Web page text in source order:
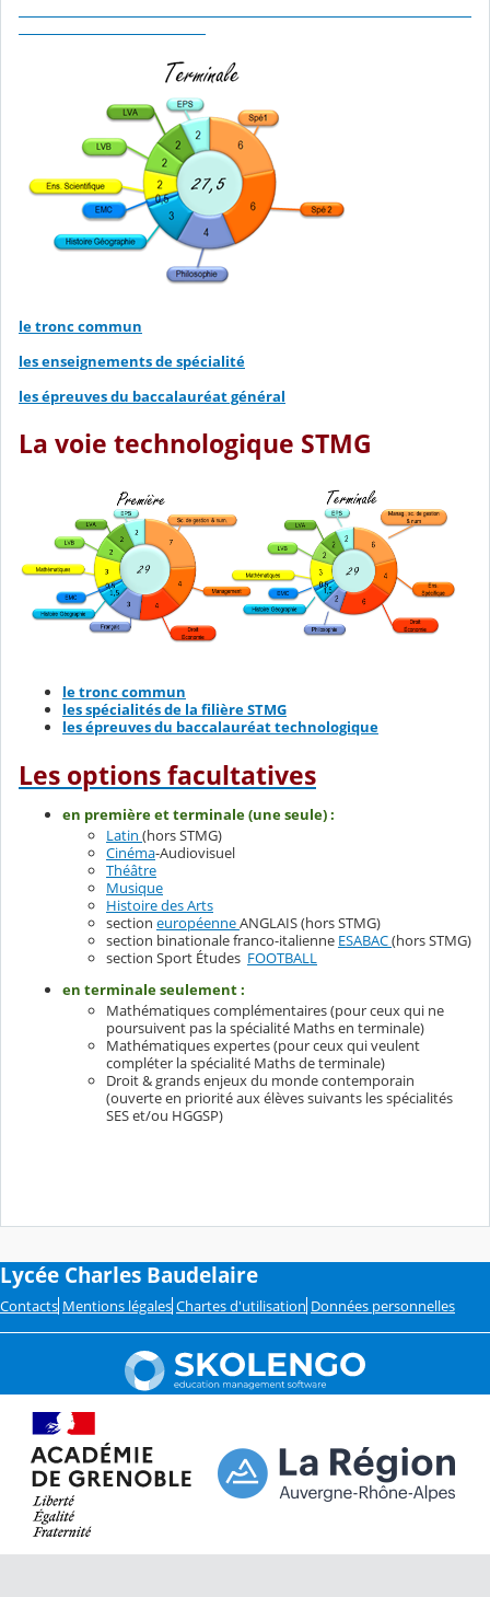
le tronc commun
les enseignements de spécialité
les épreuves du baccalauréat général
La voie technologique STMG
le tronc commun
les spécialités de la filière STMG
les épreuves du baccalauréat technologique
Les options facultatives
en première et terminale (une seule) :
Latin (hors STMG)
Cinéma-Audiovisuel
Théâtre
Musique
Histoire des Arts
section européenneANGLAIS (hors STMG)
section binationale franco-italienne ESABAC(hors STMG)
section Sport Études FOOTBALL
en terminale seulement :
Mathématiques complémentaires (pour ceux qui ne
poursuivent pas la spécialité Maths en terminale)
Mathématiques expertes (pour ceux qui veulent
compléter la spécialité Maths de terminale)
Droit & grands enjeux du monde contemporain
(ouverte en priorité aux élèves suivants les spécialités
SES et/ou HGGSP)
Lycée Charles Baudelaire
Contacts Mentions légales Chartes d'utilisation Données personnelles